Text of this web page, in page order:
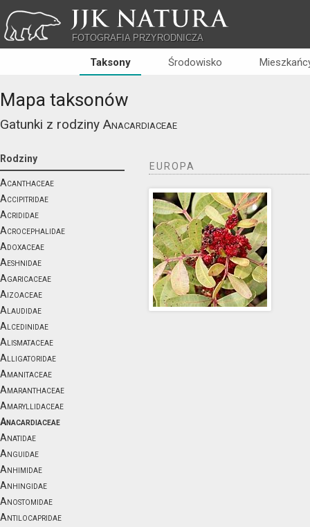
JJK NATURA
FOTOGRAFIA PRZYRODNICZA
Taksony Środowisko
Mapa taksonów
Gatunki z rodziny Anacardiaceae
Rodziny
Acanthaceae
Accipitridae
Acrididae
Acrocephalidae
Adoxaceae
Aeshnidae
Agaricaceae
Aizoaceae
Alaudidae
Alcedinidae
Alismataceae
Alligatoridae
Amanitaceae
Amaranthaceae
Amaryllidaceae
Anacardiaceae
Anatidae
Anguidae
Anhimidae
Anhingidae
Anostomidae
Antilocapridae
EUROPA